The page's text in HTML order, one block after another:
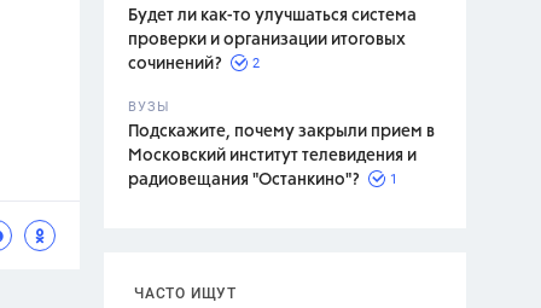
Будет ли как-то улучшаться система
проверки и организации итоговых
сочинений?
2
ВУЗЫ
Подскажите, почему закрыли прием в
Московский институт телевидения и
радиовещания "Останкино"?
1
ЧАСТО ИЩУТ